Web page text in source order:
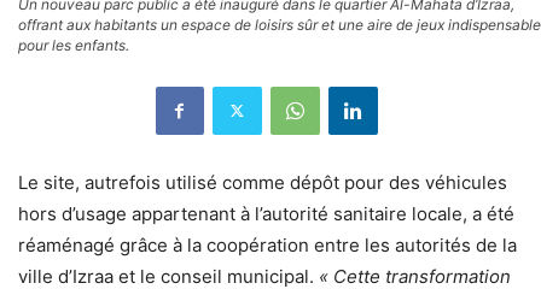
Un nouveau parc public a été inauguré dans le quartier Al-Mahata d’Izraa,
offrant aux habitants un espace de loisirs sûr et une aire de jeux indispensable
pour les enfants.
Le site, autrefois utilisé comme dépôt pour des véhicules
hors d’usage appartenant à l’autorité sanitaire locale, a été
réaménagé grâce à la coopération entre les autorités de la
ville d’Izraa et le conseil municipal. « Cette transformation